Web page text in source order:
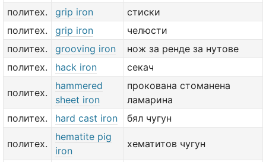
политех.
grip iron
стиски
политех.
grip iron
челюсти
политех.
grooving iron
нож за ренде за нутове
политех.
hack iron секач
политех.
hammered
sheet iron
прокована стоманена
ламарина
политех.
hard cast iron бял чугун
политех.
hematite pig
iron
хематитов чугун